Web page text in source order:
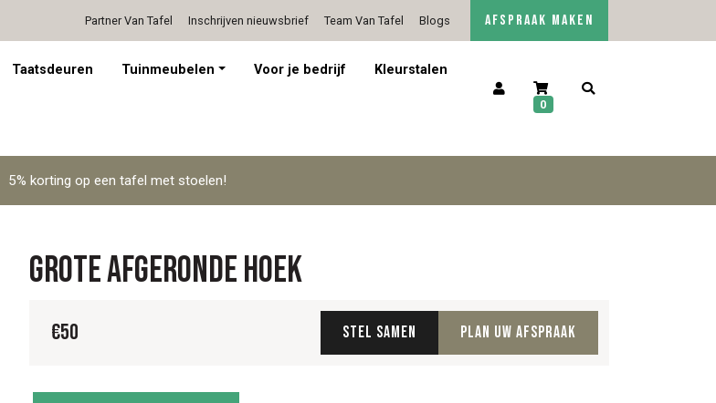
Persoonlijk advies op afspraak 5/5 op Google Reviews
Partner Van Tafel Inschrijven nieuwsbrief Team Van Tafel Blogs
Contact
AFSPRAAK MAKEN
Taatsdeuren Tuinmeubelen Voor je bedrijf Kleurstalen
0
5% korting op een tafel met stoelen!
Grote afgeronde hoek
€50 Stel samen Plan uw afspraak